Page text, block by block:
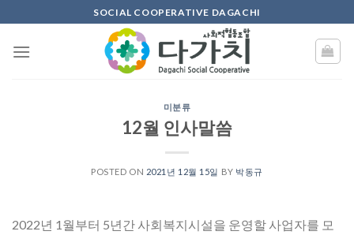
to
content
SOCIAL COOPERATIVE DAGACHI
미분류
12월 인사말씀
POSTED ON 2021년 12월 15일 BY 박동규
2022년 1월부터 5년간 사회복지시설을 운영할 사업자를 모